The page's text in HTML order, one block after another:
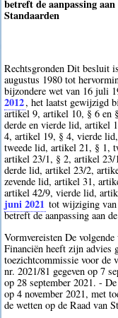
betreft de aanpassing
Standaarden
Rechtsgronden Dit besluit
augustus 1980 tot
bijzondere wet van 16 juli
2012, het laatst gewijzigd
artikel 9, artikel 10, § 6 en
derde en vierde lid, artikel
4, artikel 19, § 4, vierde
tweede lid, artikel 21, § 1,
artikel 23/1, § 2, artikel 23/
derde lid, artikel 23/2,
zevende lid, artikel 31,
artikel 42/9, vierde lid,
juni 2021 tot wijziging
betreft de aanpassing aan
Vormvereisten De
Financiën heeft zijn advies
toezichtcommissie voor de
nr. 2021/81 gegeven op 7
op 28 september 2021. -
op 4 november 2021, met
de wetten op de Raad van